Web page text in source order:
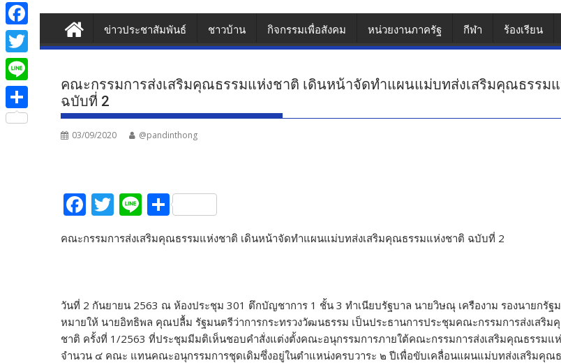
ข่าวประชาสัมพันธ์ ชาวบ้าน กิจกรรมเพื่อสังคม หน่วยงานภาครัฐ กีฬา ร้องเรียน
คณะกรรมการส่งเสริมคุณธรรมแห่งชาติ เดินหน้าจัดทำแผนแม่บทส่งเสริมคุณธรรม
ฉบับที่ 2
03/09/2020 @pandinthong
F
e
o
o
k
T
w
itt
Li
n
e
S
ar
คณะกรรมการส่งเสริมคุณธรรมแห่งชาติ เดินหน้าจัดทำแผนแม่บทส่งเสริมคุณธรรมแห่งชาติ ฉบับที่ 2
วันที่ 2 กันยายน 2563 ณ ห้องประชุม 301 ตึกบัญชาการ 1 ชั้น 3 ทำเนียบรัฐบาล นายวิษณุ เครืองาม รองนายกรัฐ
หมายให้ นายอิทธิพล คุณปลื้ม รัฐมนตรีว่าการกระทรวงวัฒนธรรม เป็นประธานการประชุมคณะกรรมการส่งเสริม
ชาติ ครั้งที่ 1/2563 ที่ประชุมมีมติเห็นชอบคำสั่งแต่งตั้งคณะอนุกรรมการภายใต้คณะกรรมการส่งเสริมคุณธรรมแ
จำนวน ๔ คณะ แทนคณะอนุกรรมการชุดเดิมซึ่งอยู่ในตำแหน่งครบวาระ ๒ ปีเพื่อขับเคลื่อนแผนแม่บทส่งเสริมคุณ
F
a
c
e
b
T
w
i
L
iS